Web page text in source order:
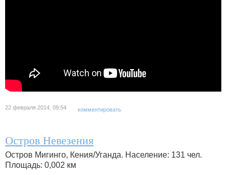
22 февраля 2014, 09:54 комментировать
Остров Невезения
Остров Мигинго, Кения/Уганда. Население: 131 чел.
Площадь: 0,002 км